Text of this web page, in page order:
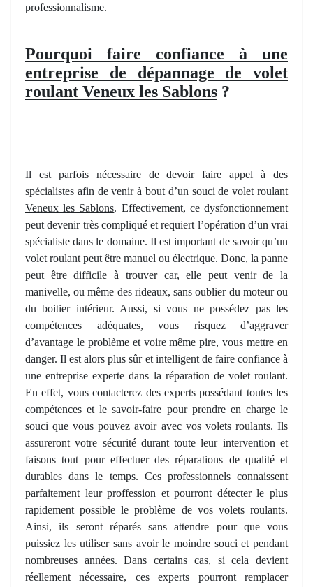
professionnalisme.
Pourquoi faire confiance à une
entreprise de dépannage de volet
roulant Veneux les Sablons ?
Il est parfois nécessaire de devoir faire appel à des
spécialistes afin de venir à bout d’un souci devolet roulant
Veneux les Sablons. Effectivement, ce dysfonctionnement
peut devenir très compliqué et requiert l’opération d’un vrai
spécialiste dans le domaine. Il est important de savoir qu’un
volet roulant peut être manuel ou électrique. Donc, la panne
peut être difficile à trouver car, elle peut venir de la
manivelle, ou même des rideaux, sans oublier du moteur ou
du boitier intérieur. Aussi, si vous ne possédez pas les
compétences adéquates, vous risquez d’aggraver
d’avantage le problème et voire même pire, vous mettre en
danger. Il est alors plus sûr et intelligent de faire confiance à
une entreprise experte dans la réparation de volet roulant.
En effet, vous contacterez des experts possédant toutes les
compétences et le savoir-faire pour prendre en charge le
souci que vous pouvez avoir avec vos volets roulants. Ils
assureront votre sécurité durant toute leur intervention et
faisons tout pour effectuer des réparations de qualité et
durables dans le temps. Ces professionnels connaissent
parfaitement leur proffession et pourront détecter le plus
rapidement possible le problème de vos volets roulants.
Ainsi, ils seront réparés sans attendre pour que vous
puissiez les utiliser sans avoir le moindre souci et pendant
nombreuses années. Dans certains cas, si cela devient
réellement nécessaire, ces experts pourront remplacer